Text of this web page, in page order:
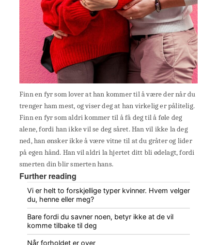
Finn en fyr som lover at han kommer til å være der når du
trenger ham mest, og viser deg at han virkelig er pålitelig.
Finn en fyr som aldri kommer til å få deg til å føle deg
alene, fordi han ikke vil se deg såret. Han vil ikke la deg
ned, han ønsker ikke å være vitne til at du gråter og lider
på egen hånd. Han vil aldri la hjertet ditt bli ødelagt, fordi
smerten din blir smerten hans.
Further reading
Vi er helt to forskjellige typer kvinner. Hvem velger
du, henne eller meg?
Bare fordi du savner noen, betyr ikke at de vil
komme tilbake til deg
Når forholdet er over